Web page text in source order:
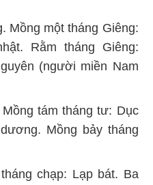
Mồng một tháng Giêng:
Rằm tháng Giêng:
(người miền Nam
tám tháng tư: Dục
Mồng bảy tháng
chạp: Lạp bát. Ba